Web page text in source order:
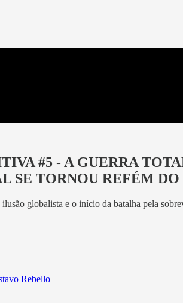
#5 - A GUERRA
SE TORNOU REFÉM
globalista e o início da batalha pela
Rebello